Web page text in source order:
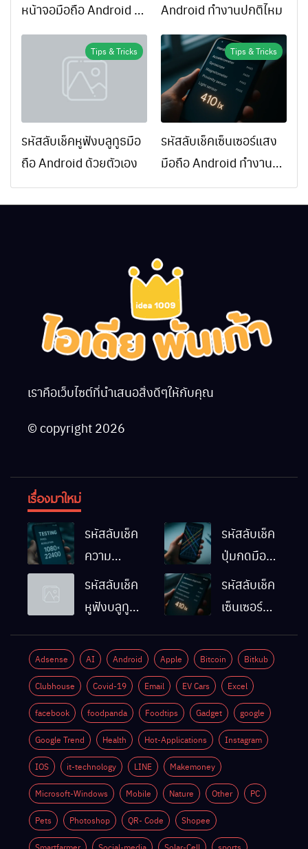
หน้าจอมือถือ Android ทำ
ยังไง
Android ทำงานปกติไหม
Tips & Tricks
รหัสลับเช็คหูฟังบลูทูธมือ
ถือ Android ด้วยตัวเอง
Tips & Tricks
รหัสลับเช็คเซ็นเซอร์แสง
มือถือ Android ทำงาน
ปกติไหม
เราคือเว็บไซต์ที่นำเสนอสิ่งดีๆให้กับคุณ
© copyright 2026
เรื่องมาใหม่
รหัสลับเช็ค
ความ
ละเอียดหน้า
จอมือถือ
รหัสลับเช็ค
ปุ่มกดมือถือ
Android
ทำงานปกติ
รหัสลับเช็ค
หูฟังบลูทูธ
Android
ด้วยตัวเอง
รหัสลับเช็ค
เซ็นเซอร์
Android
ทำงานปกติ
ไหม
Adsense AI Android Apple Bitcoin Bitkub
Clubhouse Covid-19 Email EV Cars Excel
facebook foodpanda Foodtips Gadget google
Google Trend Health Hot-Applications Instagram
IOS it-technology LINE Makemoney
Microsoft-Windows Mobile Nature Other PC
Pets Photoshop QR- Code Shopee
Smartfarmer Social-media Solar-Cell sports